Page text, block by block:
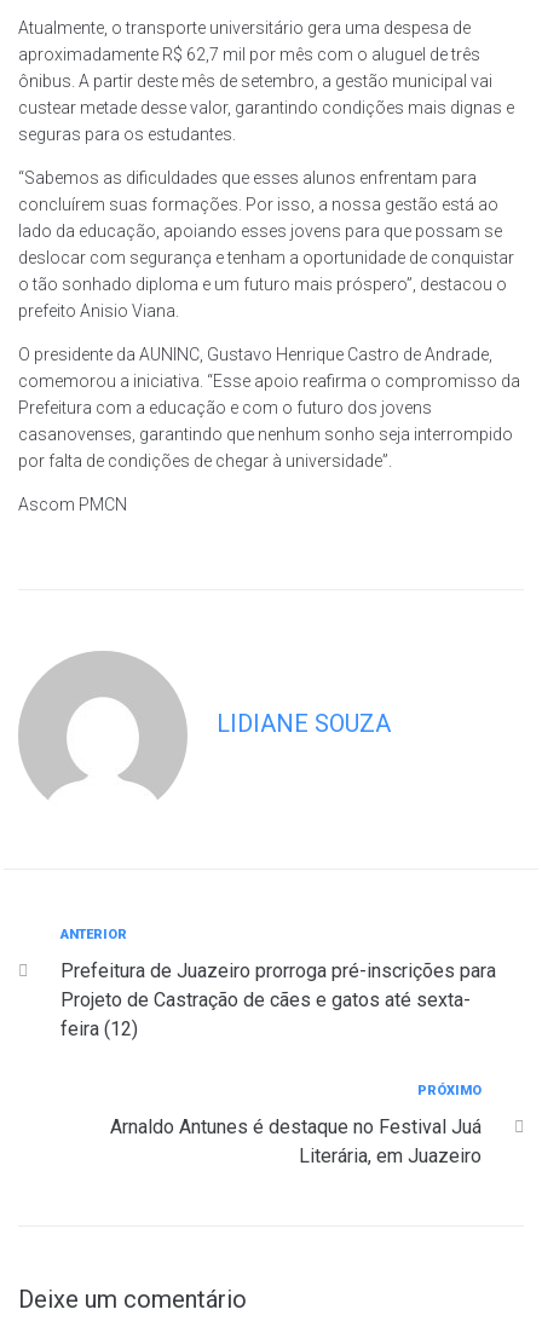
Atualmente, o transporte universitário gera uma despesa de
aproximadamente R$ 62,7 mil por mês com o aluguel de três
ônibus. A partir deste mês de setembro, a gestão municipal vai
custear metade desse valor, garantindo condições mais dignas e
seguras para os estudantes.
“Sabemos as dificuldades que esses alunos enfrentam para
concluírem suas formações. Por isso, a nossa gestão está ao
lado da educação, apoiando esses jovens para que possam se
deslocar com segurança e tenham a oportunidade de conquistar
o tão sonhado diploma e um futuro mais próspero”, destacou o
prefeito Anisio Viana.
O presidente da AUNINC, Gustavo Henrique Castro de Andrade,
comemorou a iniciativa. “Esse apoio reafirma o compromisso da
Prefeitura com a educação e com o futuro dos jovens
casanovenses, garantindo que nenhum sonho seja interrompido
por falta de condições de chegar à universidade”.
Ascom PMCN
LIDIANE SOUZA
ANTERIOR
Prefeitura de Juazeiro prorroga pré-inscrições para
Projeto de Castração de cães e gatos até sexta-
feira (12)
PRÓXIMO
Arnaldo Antunes é destaque no Festival Juá
Literária, em Juazeiro
Deixe um comentário